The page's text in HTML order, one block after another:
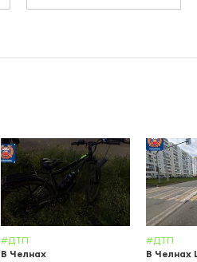
#ДТП
В Челнах
#ДТП
В Челнах